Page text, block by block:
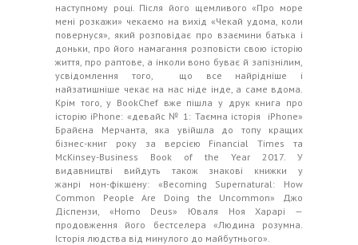
наступному році. Після його щемливого «Про море
мені розкажи» чекаємо на вихід «Чекай удома, коли
повернуся», який розповідає про взаємини батька і
доньки, про його намагання розповісти свою історію
життя, про раптове, а інколи воно буває й запізнілим,
усвідомлення того, що все найрідніше і
найзатишніше чекає на нас ніде інде, а саме вдома.
Крім того, у BookChef вже пішла у друк книга про
історію iPhone: «девайс № 1: Таємна історія iPhone»
Брайєна Мерчанта, яка увійшла до топу кращих
бізнес-книг року за версією Financial Times та
McKinsey-Business Book of the Year 2017. У
видавництві вийдуть також знакові книжки у
жанрі нон-фікшену: «Becoming Supernatural: How
Common People Are Doing the Uncommon» Джо
Діспензи, «Homo Deus» Юваля Ноя Харарі —
продовження його бестселера «Людина розумна.
Історія людства від минулого до майбутнього».